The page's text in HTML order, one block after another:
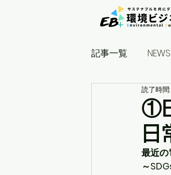
記事一覧 NEWS
見学ツアー
日
読了時間
最近の
～